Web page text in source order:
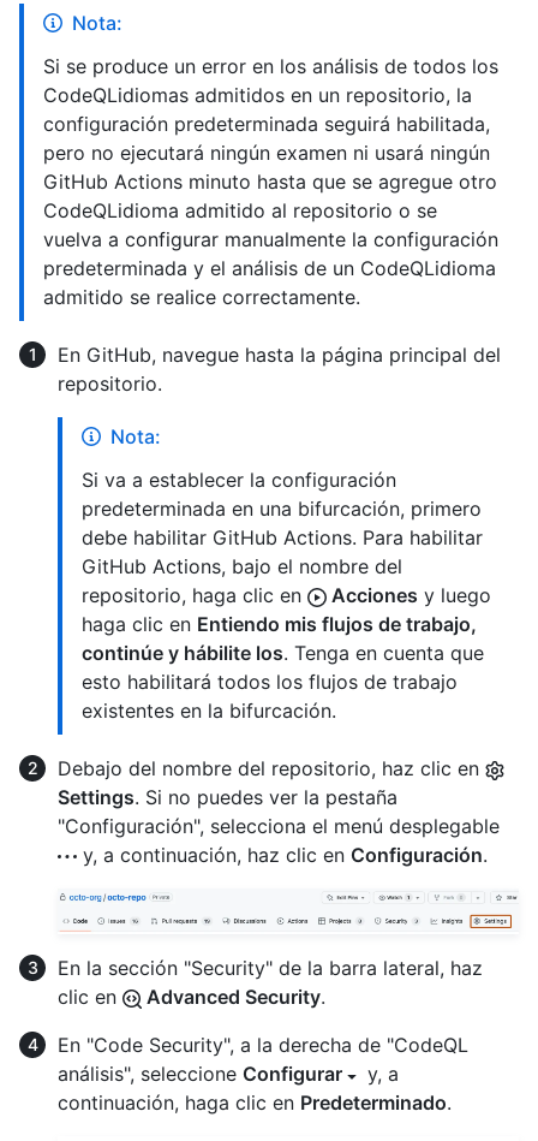
Nota:
Si se produce un error en los análisis de todos los
CodeQLidiomas admitidos en un repositorio, la
configuración predeterminada seguirá habilitada,
pero no ejecutará ningún examen ni usará ningún
GitHub Actions minuto hasta que se agregue otro
CodeQLidioma admitido al repositorio o se
vuelva a configurar manualmente la configuración
predeterminada y el análisis de un CodeQLidioma
admitido se realice correctamente.
En GitHub, navegue hasta la página principal del
repositorio.
Nota:
Si va a establecer la configuración
predeterminada en una bifurcación, primero
debe habilitar GitHub Actions. Para habilitar
GitHub Actions, bajo el nombre del
repositorio, haga clic en
Acciones y luego
haga clic en Entiendo mis flujos de trabajo,
continúe y hábilite los. Tenga en cuenta que
esto habilitará todos los flujos de trabajo
existentes en la bifurcación.
Debajo del nombre del repositorio, haz clic en
Settings. Si no puedes ver la pestaña
"Configuración", selecciona el menú desplegable
y, a continuación, haz clic en Configuración.
En la sección "Security" de la barra lateral, haz
clic en
Advanced Security.
En "Code Security", a la derecha de "CodeQL
análisis", seleccione Configurar
y, a
continuación, haga clic en Predeterminado.